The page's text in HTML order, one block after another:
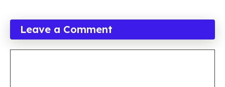
Leave a Comment